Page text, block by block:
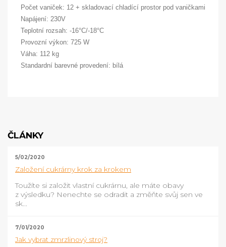
Počet vaniček: 12 + skladovací chladící prostor pod vaničkami
Napájení: 230V
Teplotní rozsah: -16°C/-18°C
Provozní výkon: 725 W
Váha: 112 kg
Standardní barevné provedení: bílá
ČLÁNKY
5/02/2020
Založení cukrárny krok za krokem
Toužíte si založit vlastní cukrárnu, ale máte obavy
z výsledku? Nenechte se odradit a změňte svůj sen ve
sk...
7/01/2020
Jak vybrat zmrzlinový stroj?